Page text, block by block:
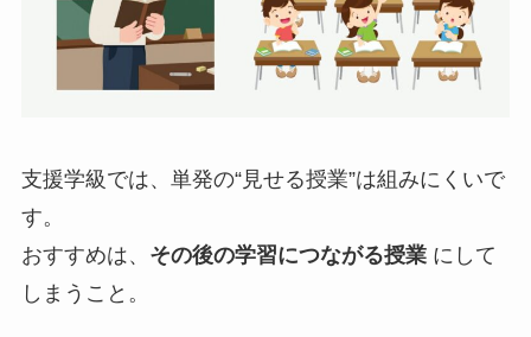
支援学級では、単発の“見せる授業”は組みにくいで
す。
おすすめは、 その後の学習につながる授業にして
しまうこと。